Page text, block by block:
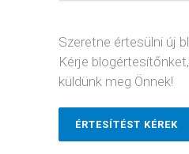
Szeretne értesülni új
Kérje
küldünk meg Önnek!
ÉRTESÍTÉST KÉREK